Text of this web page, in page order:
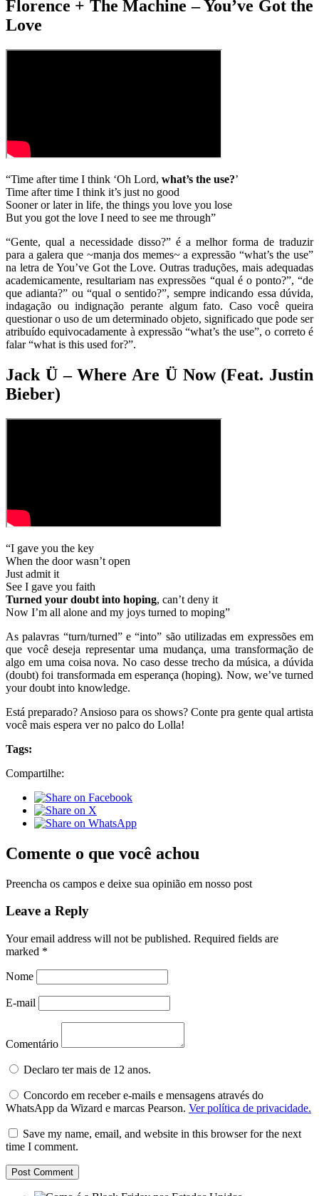
Florence + The Machine – You’ve Got the
Love
“Time after time I think ‘Oh Lord, what’s the use?’
Time after time I think it’s just no good
Sooner or later in life, the things you love you lose
But you got the love I need to see me through”
“Gente, qual a necessidade disso?” é a melhor forma de traduzir
para a galera que ~manja dos memes~ a expressão “what’s the use”
na letra de You’ve Got the Love. Outras traduções, mais adequadas
academicamente, resultariam nas expressões “qual é o ponto?”, “de
que adianta?” ou “qual o sentido?”, sempre indicando essa dúvida,
indagação ou indignação perante algum fato. Caso você queira
questionar o uso de um determinado objeto, significado que pode ser
atribuído equivocadamente à expressão “what’s the use”, o correto é
falar “what is this used for?”.
Jack Ü – Where Are Ü Now (Feat. Justin
Bieber)
“I gave you the key
When the door wasn’t open
Just admit it
See I gave you faith
Turned your doubt into hoping, can’t deny it
Now I’m all alone and my joys turned to moping”
As palavras “turn/turned” e “into” são utilizadas em expressões em
que você deseja representar uma mudança, uma transformação de
algo em uma coisa nova. No caso desse trecho da música, a dúvida
(doubt) foi transformada em esperança (hoping). Now, we’ve turned
your doubt into knowledge.
Está preparado? Ansioso para os shows? Conte pra gente qual artista
você mais espera ver no palco do Lolla!
Tags:
Compartilhe:
Comente o que você achou
Preencha os campos e deixe sua opinião em nosso post
Leave a Reply
Your email address will not be published. Required fields are
marked *
Nome
E-mail
Comentário
Declaro ter mais de 12 anos.
Concordo em receber e-mails e mensagens através do
WhatsApp da Wizard e marcas Pearson. Ver política de privacidade.
Save my name, email, and website in this browser for the next
time I comment.